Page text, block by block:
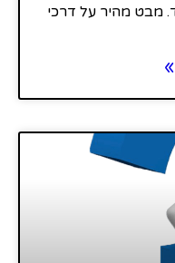
מבט מהיר על דרכי